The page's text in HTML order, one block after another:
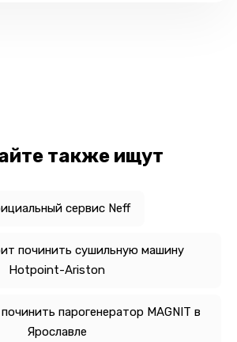
также ищут
сервис Neff
починить сушильную машину
Hotpoint-Ariston
парогенератор MAGNIT в
Ярославле